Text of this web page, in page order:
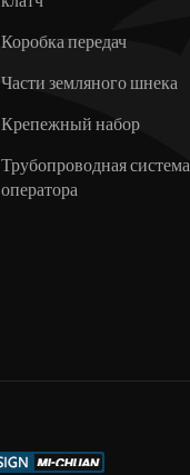
Коробка передач
Части земляного шнека
Крепежный набор
Трубопроводная система
оператора